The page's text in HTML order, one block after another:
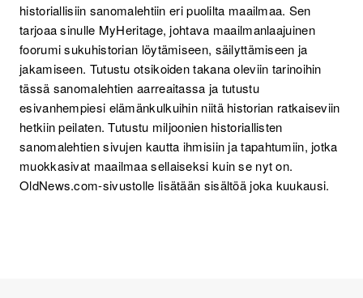
historiallisiin sanomalehtiin eri puolilta maailmaa. Sen
tarjoaa sinulle MyHeritage, johtava maailmanlaajuinen
foorumi sukuhistorian löytämiseen, säilyttämiseen ja
jakamiseen. Tutustu otsikoiden takana oleviin tarinoihin
tässä sanomalehtien aarreaitassa ja tutustu
esivanhempiesi elämänkulkuihin niitä historian ratkaiseviin
hetkiin peilaten. Tutustu miljoonien historiallisten
sanomalehtien sivujen kautta ihmisiin ja tapahtumiin, jotka
muokkasivat maailmaa sellaiseksi kuin se nyt on.
OldNews.com-sivustolle lisätään sisältöä joka kuukausi.